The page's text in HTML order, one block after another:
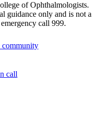
of Ophthalmologists.
guidance only and is not a
call 999.
community
call